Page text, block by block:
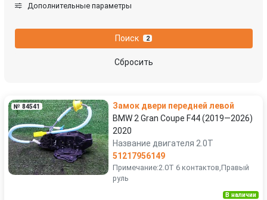
Дополнительные параметры
Поиск 2
Сбросить
№ 84541
Замок двери передней левой
BMW 2 Gran Coupe F44 (2019—2026)
2020
Название двигателя 2.0T
51217956149
Примечание:2.0T 6 контактов,Правый
руль
В наличии